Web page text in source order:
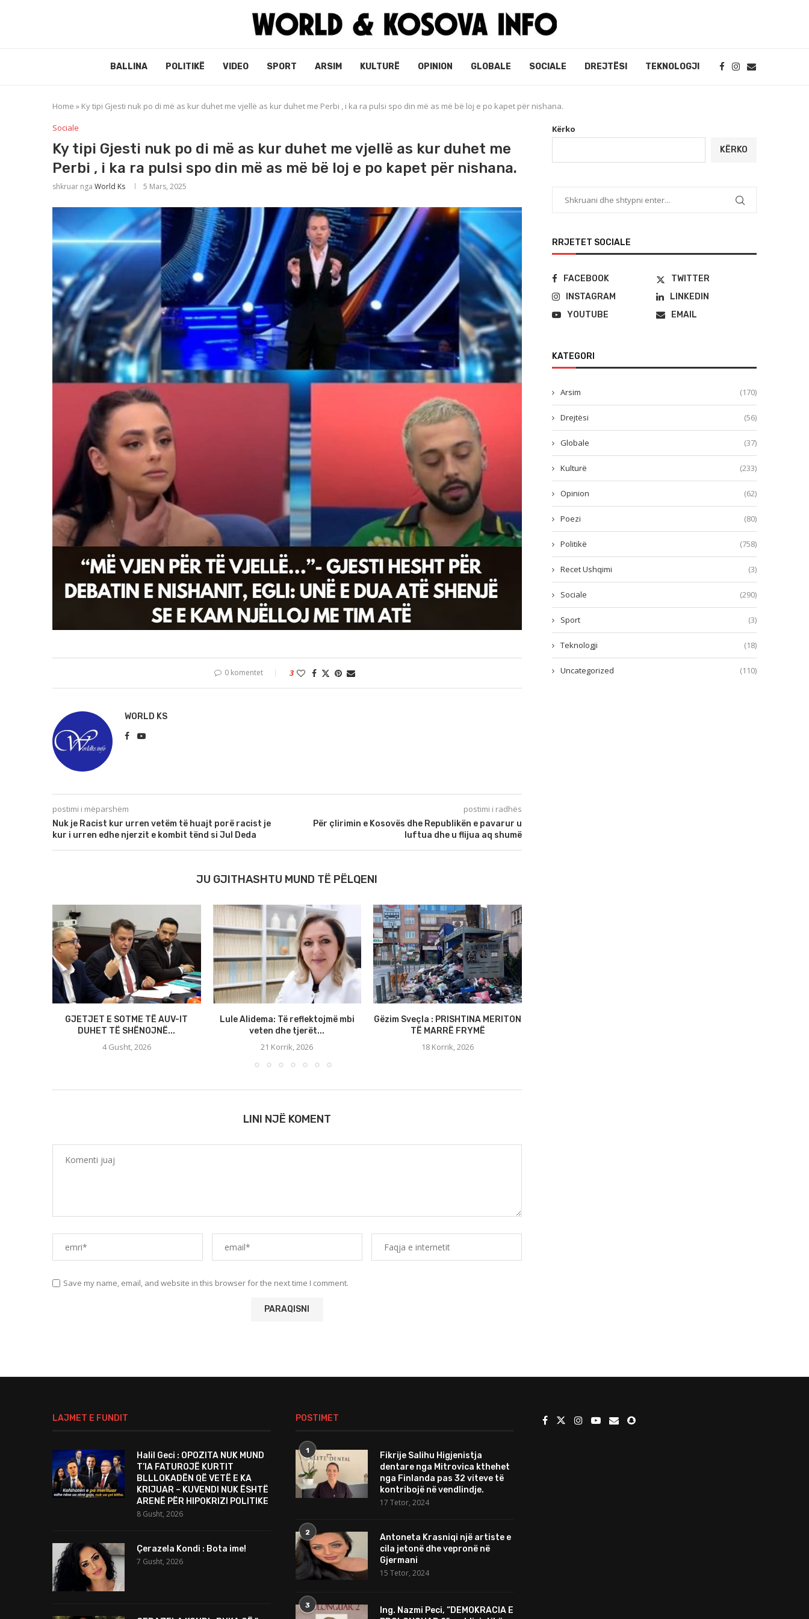
BALLINA POLITIKË VIDEO SPORT ARSIM KULTURË OPINION GLOBALE SOCIALE DREJTËSI TEKNOLOGJI
Home » Ky tipi Gjesti nuk po di më as kur duhet me vjellë as kur duhet me Perbi , i ka ra pulsi spo din më as më bë loj e po kapet për nishana.
Sociale
Ky tipi Gjesti nuk po di më as kur duhet me vjellë as kur duhet me
Perbi , i ka ra pulsi spo din më as më bë loj e po kapet për nishana.
shkruar nga World Ks 5 Mars, 2025
0 komentet 3
WORLD KS
postimi i mëparshëm
Nuk je Racist kur urren vetëm të huajt porë racist je
kur i urren edhe njerzit e kombit tënd si Jul Deda
postimi i radhës
Për çlirimin e Kosovës dhe Republikën e pavarur u
luftua dhe u flijua aq shumë
JU GJITHASHTU MUND TË PËLQENI
GJETJET E SOTME TË AUV-IT
DUHET TË SHËNOJNË...
4 Gusht, 2026
Lule Alidema: Të reflektojmë mbi
veten dhe tjerët...
21 Korrik, 2026
Gëzim Sveçla : PRISHTINA MERITON
TË MARRË FRYMË
18 Korrik, 2026
LINI NJË KOMENT
Save my name, email, and website in this browser for the next time I comment.
Kërko
KËRKO
RRJETET SOCIALE
FACEBOOK
TWITTER
INSTAGRAM
LINKEDIN
YOUTUBE
EMAIL
KATEGORI
Arsim (170)
Drejtësi (56)
Globale (37)
Kulturë (233)
Opinion (62)
Poezi (80)
Politikë (758)
Recet Ushqimi (3)
Sociale (290)
Sport (3)
Teknologji (18)
Uncategorized (110)
LAJMET E FUNDIT
Halil Geci : OPOZITA NUK MUND
T’IA FATUROJË KURTIT
BLLLOKADËN QË VETË E KA
KRIJUAR – KUVENDI NUK ËSHTË
ARENË PËR HIPOKRIZI POLITIKE
8 Gusht, 2026
Çerazela Kondi : Bota ime!
7 Gusht, 2026
POSTIMET
1
Fikrije Salihu Higjenistja
dentare nga Mitrovica kthehet
nga Finlanda pas 32 viteve të
kontribojë në vendlindje.
17 Tetor, 2024
2
Antoneta Krasniqi një artiste e
cila jetonë dhe vepronë në
Gjermani
15 Tetor, 2024
3
Ing. Nazmi Peci, “DEMOKRACIA E